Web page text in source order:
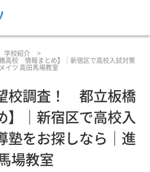
学校紹介
高校 情報まとめ】｜新宿区で高校入試対策
イツ 高田馬場教室
校調査！ 都立板橋
｜新宿区で高校入
塾をお探しなら｜進
場教室